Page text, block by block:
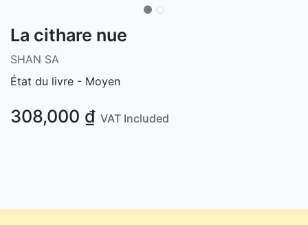
La cithare nue
SHAN SA
État du livre - Moyen
308,000 ₫ VAT Included